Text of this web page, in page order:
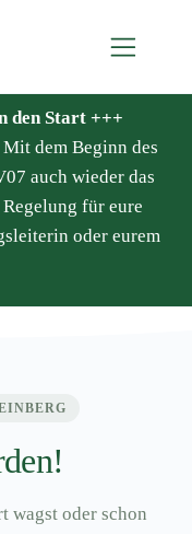
den Start +++
dem Beginn des
auch wieder das
für eure
oder eurem
beim
wagst oder schon